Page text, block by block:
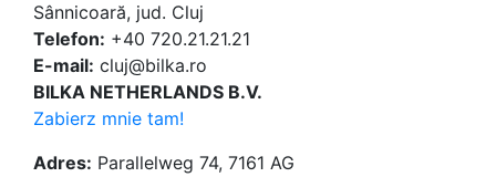
Sânnicoară, jud. Cluj
Telefon: +40 720.21.21.21
E-mail: cluj@bilka.ro
BILKA NETHERLANDS B.V.
Zabierz mnie tam!
Adres: Parallelweg 74, 7161 AG